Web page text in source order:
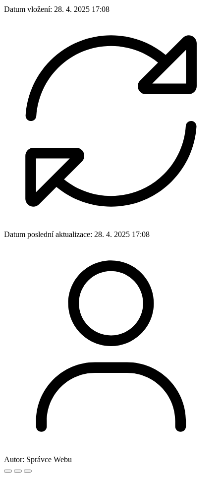
Datum vložení: 28. 4. 2025 17:08
Datum poslední aktualizace: 28. 4. 2025 17:08
Autor: Správce Webu